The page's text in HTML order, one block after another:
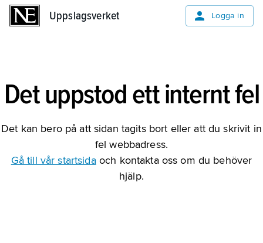
Uppslagsverket Logga in
Det uppstod ett internt fel
Det kan bero på att sidan tagits bort eller att du skrivit in
fel webbadress.
Gå till vår startsidaoch kontakta oss om du behöver
hjälp.